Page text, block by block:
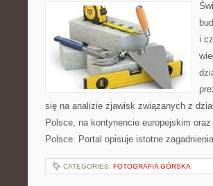
i
się na analizie zjawisk związanych z
Polsce, na kontynencie europejskim
Polsce. Portal opisuje istotne
CATEGORIES: FOTOGRAFIA GÓRSKA